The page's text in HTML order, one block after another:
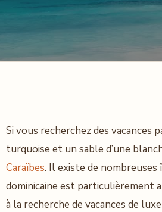
Si vous recherchez des vacances
turquoise et un sable d’une
Caraïbes. Il existe de nombreuses
dominicaine est particulièrement
à la recherche de vacances de